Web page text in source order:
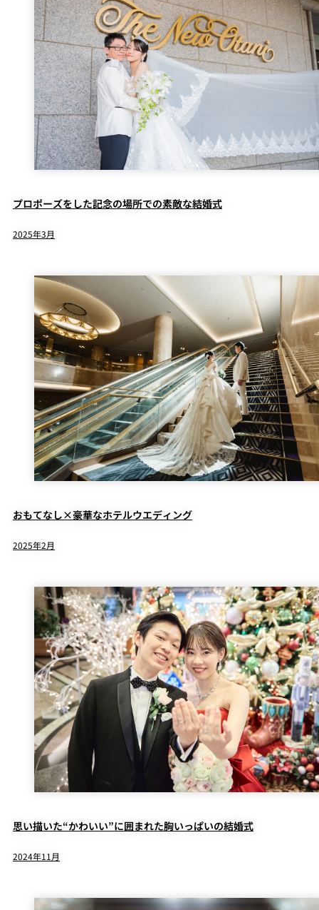
プロポーズをした記念の場所での素敵な結婚式
2025年3月
おもてなし×豪華なホテルウエディング
2025年2月
思い描いた“かわいい”に囲まれた胸いっぱいの結婚式
2024年11月